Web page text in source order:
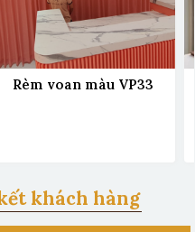
Rèm voan màu VP33
khách hàng